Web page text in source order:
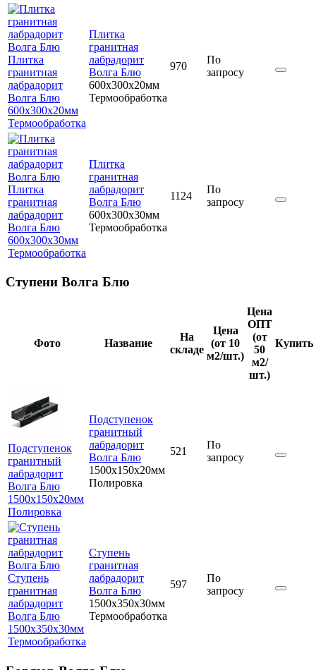
Плитка
гранитная
лабрадорит
Волга Блю
600x300x20мм
Термообработка
Плитка
гранитная
лабрадорит
Волга Блю
600x300x20мм
Термообработка
970
По
запросу
Плитка
гранитная
лабрадорит
Волга Блю
600x300x30мм
Термообработка
Плитка
гранитная
лабрадорит
Волга Блю
600x300x30мм
Термообработка
1124
По
запросу
Ступени Волга Блю
Фото Название
На
складе
Цена
(от 10
м2/шт.)
Цена
ОПТ
(от
50
м2/
шт.)
Купить
Подступенок
гранитный
лабрадорит
Волга Блю
1500x150x20мм
Полировка
Подступенок
гранитный
лабрадорит
Волга Блю
1500x150x20мм
Полировка
521
По
запросу
Ступень
гранитная
лабрадорит
Волга Блю
1500x350x30мм
Термообработка
Ступень
гранитная
лабрадорит
Волга Блю
1500x350x30мм
Термообработка
597
По
запросу